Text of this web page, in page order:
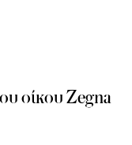
οίκου Zegna